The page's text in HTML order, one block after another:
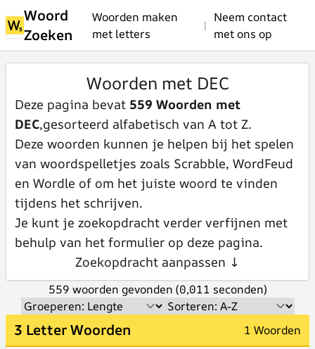
Woord
Zoeken
Woorden maken
met letters
|
Neem contact
met ons op
Woorden met DEC
Deze pagina bevat 559 Woorden met
DEC,gesorteerd alfabetisch van A tot Z.
Deze woorden kunnen je helpen bij het spelen
van woordspelletjes zoals Scrabble, WordFeud
en Wordle of om het juiste woord te vinden
tijdens het schrijven.
Je kunt je zoekopdracht verder verfijnen met
behulp van het formulier op deze pagina.
Zoekopdracht aanpassen ↓
559 woorden gevonden (0,011 seconden)
3 Letter Woorden 1 Woorden